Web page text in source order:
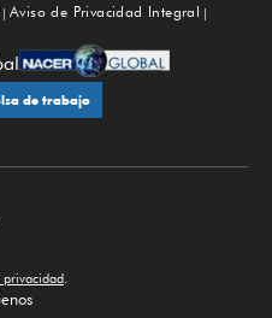
Aviso de Privacidad Integral
de trabajo
privacidad.